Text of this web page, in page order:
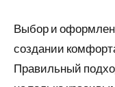
Выбор и
создании
Правильный